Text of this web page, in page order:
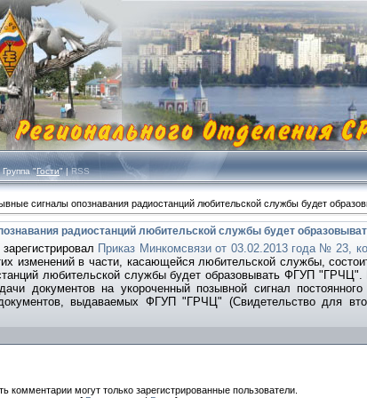
"Гости" |RSS
сигналы опознавания радиостанций любительской службы будет
радиостанций любительской службы будет
Приказ Минкомсвязи от 03.02.2013 года № 23,
изменений в части, касающейся любительской службы,
любительской службы будет образовывать ФГУП "ГРЧЦ".
документов на укороченный позывной сигнал постоянного
выдаваемых ФГУП "ГРЧЦ" (Свидетельство для
комментарии могут только зарегистрированные пользователи.